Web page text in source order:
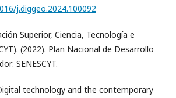
j.diggeo.2024.100092
Superior, Ciencia, Tecnología e
(2022). Plan Nacional de Desarrollo
SENESCYT.
technology and the contemporary